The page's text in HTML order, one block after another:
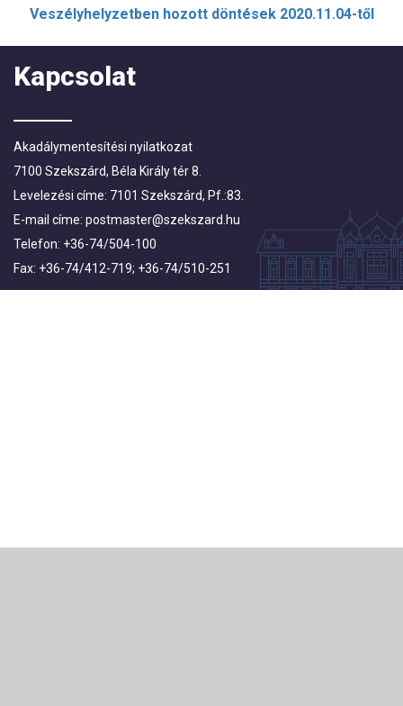
Veszélyhelyzetben hozott döntések 2020.11.04-től
Kapcsolat
Akadálymentesítési nyilatkozat
7100 Szekszárd, Béla Király tér 8.
Levelezési címe: 7101 Szekszárd, Pf.:83.
E-mail címe: postmaster@szekszard.hu
Telefon: +36-74/504-100
Fax: +36-74/412-719; +36-74/510-251